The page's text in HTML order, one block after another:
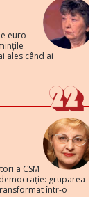
euro
ales când ai
a CSM
gruparea
într-o